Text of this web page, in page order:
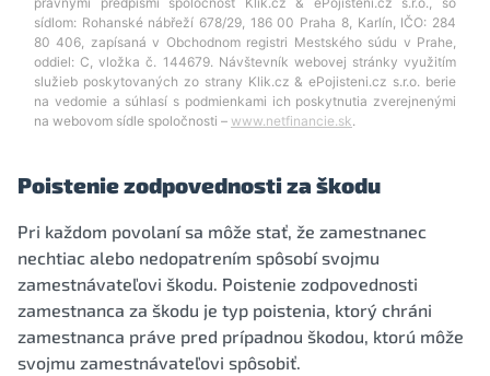
Poistenie zodpovednosti za škodu
Pri každom povolaní sa môže stať, že zamestnanec
nechtiac alebo nedopatrením spôsobí svojmu
zamestnávateľovi škodu. Poistenie zodpovednosti
zamestnanca za škodu je typ poistenia, ktorý chráni
zamestnanca práve pred prípadnou škodou, ktorú môže
svojmu zamestnávateľovi spôsobiť.